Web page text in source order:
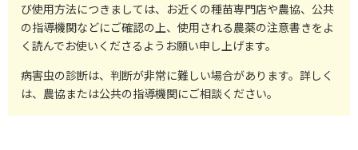
び使用方法につきましては、お近くの種苗専門店や農協、公共
の指導機関などにご確認の上、使用される農薬の注意書きをよ
く読んでお使いくださるようお願い申し上げます。
病害虫の診断は、判断が非常に難しい場合があります。詳しく
は、農協または公共の指導機関にご相談ください。